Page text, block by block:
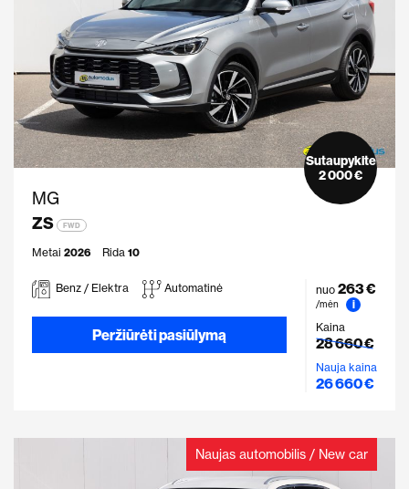
MG
ZS
FWD
Metai 2026 Rida 10
Sutaupykite
2 000 €
Benz / Elektra Automatinė
Peržiūrėti pasiūlymą
nuo 263 €
/mėn
i
Kaina
28 660 €
Nauja kaina
26 660 €
Naujas automobilis / New car